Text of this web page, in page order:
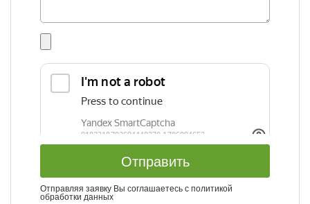
Отправить
Отправляя заявку Вы соглашаетесь с политикой
обработки данных